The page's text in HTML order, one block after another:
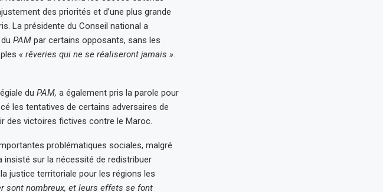
des priorités et d’une plus grande
La présidente du Conseil national a
PAM par certains opposants, sans les
« rêveries qui ne se réaliseront jamais ».
du PAM, a également pris la parole pour
les tentatives de certains adversaires de
des victoires fictives contre le Maroc.
problématiques sociales, malgré
insisté sur la nécessité de redistribuer
justice territoriale pour les régions les
sont nombreux, et leurs effets se font